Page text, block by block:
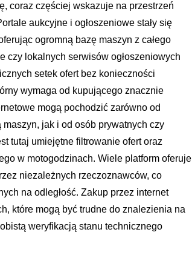
coraz częściej wskazuje na przestrzeń
aukcyjne i ogłoszeniowe stały się
ogromną bazę maszyn z całego
czy lokalnych serwisów ogłoszeniowych
setek ofert bez konieczności
wymaga od kupującego znacznie
mogą pochodzić zarówno od
jak i od osób prywatnych czy
tutaj umiejętne filtrowanie ofert oraz
w motogodzinach. Wiele platform oferuje
niezależnych rzeczoznawców, co
na odległość. Zakup przez internet
które mogą być trudne do znalezienia na
weryfikacją stanu technicznego